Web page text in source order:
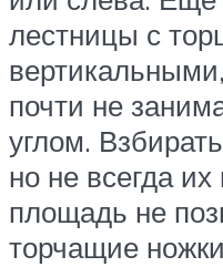
лестницы с
почти не
углом.
но не всегда
площадь не
торчащие